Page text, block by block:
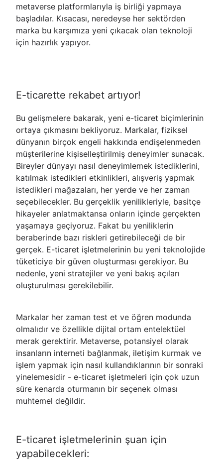
metaverse platformlarıyla iş birliği yapmaya
başladılar. Kısacası, neredeyse her sektörden
marka bu karşımıza yeni çıkacak olan teknoloji
için hazırlık yapıyor.
E-ticarette rekabet artıyor!
Bu gelişmelere bakarak, yeni e-ticaret biçimlerinin
ortaya çıkmasını bekliyoruz. Markalar, fiziksel
dünyanın birçok engeli hakkında endişelenmeden
müşterilerine kişiselleştirilmiş deneyimler sunacak.
Bireyler dünyayı nasıl deneyimlemek istediklerini,
katılmak istedikleri etkinlikleri, alışveriş yapmak
istedikleri mağazaları, her yerde ve her zaman
seçebilecekler. Bu gerçeklik yenilikleriyle, basitçe
hikayeler anlatmaktansa onların içinde gerçekten
yaşamaya geçiyoruz. Fakat bu yeniliklerin
beraberinde bazı riskleri getirebileceği de bir
gerçek. E-ticaret işletmelerinin bu yeni teknolojide
tüketiciye bir güven oluşturması gerekiyor. Bu
nedenle, yeni stratejiler ve yeni bakış açıları
oluşturulması gerekilebilir.
Markalar her zaman test et ve öğren modunda
olmalıdır ve özellikle dijital ortam entelektüel
merak gerektirir. Metaverse, potansiyel olarak
insanların interneti bağlanmak, iletişim kurmak ve
işlem yapmak için nasıl kullandıklarının bir sonraki
yinelemesidir - e-ticaret işletmeleri için çok uzun
süre kenarda oturmanın bir seçenek olması
muhtemel değildir.
E-ticaret işletmelerinin şuan için
yapabilecekleri: